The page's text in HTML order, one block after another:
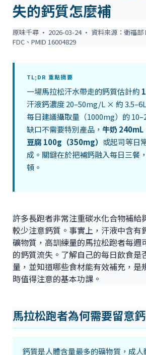
失的鈣質怎麼補
原味千尋 · 2026-03-24 · 資料來源：衛福部
FDC、PMID 16004829
TL;DR 重點摘要
一場馬拉松汗水帶走的鈣質估計約
汗液鈣濃度 20–50mg/L × 約
每日建議攝取量（1000mg）的
缺口不需要特別產品， 牛奶
豆腐 100g（350mg） 或起司等日
成。關鍵在於把補鈣融入每日三餐
頓。
許多長跑者非常注重碳水化合物補給
較少注意鈣質。事實上，汗液中含有
礦物質，高訓練量的馬拉松跑者每週
的鈣質流失。了解自己的每日飲食是
量，並知道哪些食材能有效補充，是
時值得注意的基本功課。
馬拉松跑者為何需要留意
鈣質是人體含量最多的礦物質，成